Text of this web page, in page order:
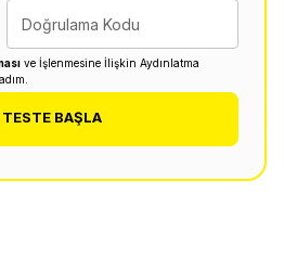
Doğrulama Kodu
ve İşlenmesine İlişkin Aydınlatma
TESTE BAŞLA